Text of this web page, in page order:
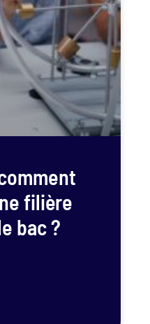
filière
bac ?